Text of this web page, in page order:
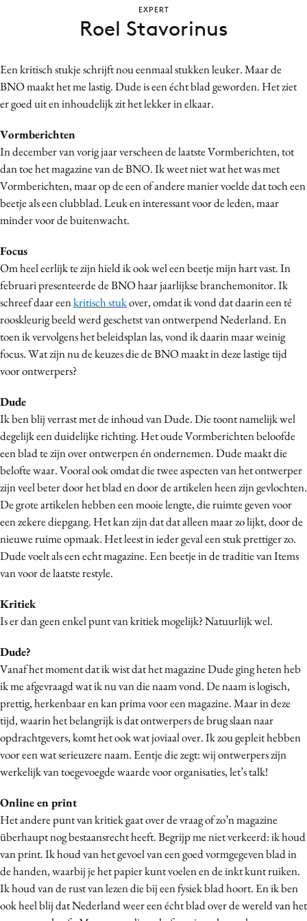
Contentmarketing
Craft
Data & Insights
Design
Digital transformation
Diversiteit
Effectiviteit
Influencer marketing
Interne communicatie
Martech
Media
Merkstrategie
PR
Purpose Marketing
Reputatie & crisis
Een kritisch stukje schrijft nou eenmaal stukken leuker. Maar de
BNO maakt het me lastig. Dude is een écht blad geworden. Het ziet
er goed uit en inhoudelijk zit het lekker in elkaar.
Vormberichten
In december van vorig jaar verscheen de laatste Vormberichten, tot
dan toe het magazine van de BNO. Ik weet niet wat het was met
Vormberichten, maar op de een of andere manier voelde dat toch een
beetje als een clubblad. Leuk en interessant voor de leden, maar
minder voor de buitenwacht.
Focus
Om heel eerlijk te zijn hield ik ook wel een beetje mijn hart vast. In
februari presenteerde de BNO haar jaarlijkse branchemonitor. Ik
schreef daar eenkritisch stukover, omdat ik vond dat daarin een té
rooskleurig beeld werd geschetst van ontwerpend Nederland. En
toen ik vervolgens het beleidsplan las, vond ik daarin maar weinig
focus. Wat zijn nu de keuzes die de BNO maakt in deze lastige tijd
voor ontwerpers?
Dude
Ik ben blij verrast met de inhoud van Dude. Die toont namelijk wel
degelijk een duidelijke richting. Het oude Vormberichten beloofde
een blad te zijn over ontwerpen én ondernemen. Dude maakt die
belofte waar. Vooral ook omdat die twee aspecten van het ontwerper
zijn veel beter door het blad en door de artikelen heen zijn gevlochten.
De grote artikelen hebben een mooie lengte, die ruimte geven voor
een zekere diepgang. Het kan zijn dat dat alleen maar zo lijkt, door de
nieuwe ruime opmaak. Het leest in ieder geval een stuk prettiger zo.
Dude voelt als een echt magazine. Een beetje in de traditie van Items
van voor de laatste restyle.
Kritiek
Is er dan geen enkel punt van kritiek mogelijk? Natuurlijk wel.
Dude?
Vanaf het moment dat ik wist dat het magazine Dude ging heten heb
ik me afgevraagd wat ik nu van die naam vond. De naam is logisch,
prettig, herkenbaar en kan prima voor een magazine. Maar in deze
tijd, waarin het belangrijk is dat ontwerpers de brug slaan naar
opdrachtgevers, komt het ook wat joviaal over. Ik zou gepleit hebben
voor een wat serieuzere naam. Eentje die zegt: wij ontwerpers zijn
werkelijk van toegevoegde waarde voor organisaties, let’s talk!
Online en print
Het andere punt van kritiek gaat over de vraag of zo’n magazine
überhaupt nog bestaansrecht heeft. Begrijp me niet verkeerd: ik houd
van print. Ik houd van het gevoel van een goed vormgegeven blad in
de handen, waarbij je het papier kunt voelen en de inkt kunt ruiken.
Ik houd van de rust van lezen die bij een fysiek blad hoort. En ik ben
ook heel blij dat Nederland weer een écht blad over de wereld van het
EXPERT
Roel Stavorinus